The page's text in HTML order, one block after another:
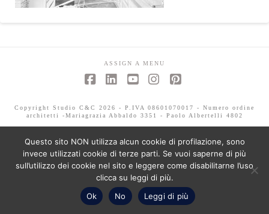
ASSIGN A MENU
Copyright Studio C&C 2026 - P.IVA 08601070017 - Numero ordine
architetti -Mariagrazia Abbaldo 3351 - Paolo Albertelli 4802
Questo sito NON utilizza alcun cookie di profilazione, sono
invece utilizzati cookie di terze parti. Se vuoi saperne di più
sull’utilizzo dei cookie nel sito e leggere come disabilitarne l’uso
clicca su leggi di più.
Ok
No Leggi di più